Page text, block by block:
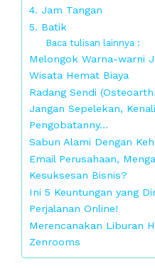
4. Jam Tangan
5. Batik
Baca tulisan lainnya :
Melongok Warna-warni
Wisata Hemat Biaya
Radang Sendi
Jangan Sepelekan,
Pengobatanny…
Sabun Alami Dengan
Email Perusahaan,
Kesuksesan Bisnis?
Ini 5 Keuntungan yang
Perjalanan Online!
Merencanakan Liburan
Zenrooms